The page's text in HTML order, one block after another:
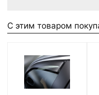
С этим товаром